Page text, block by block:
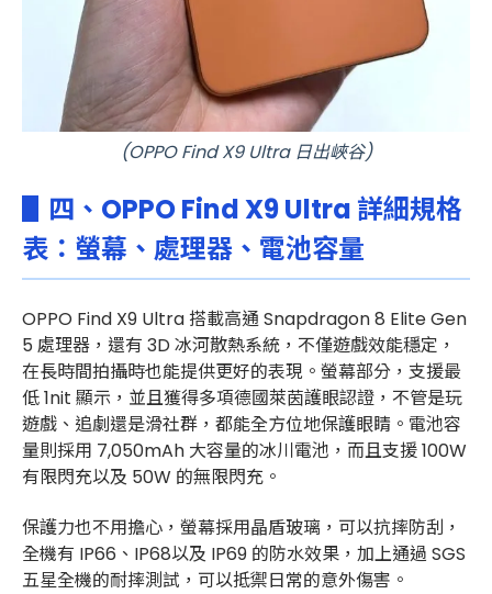
(OPPO Find X9 Ultra 日出峽谷)
▋四、OPPO Find X9 Ultra 詳細規格
表：螢幕、處理器、電池容量
OPPO Find X9 Ultra 搭載高通 Snapdragon 8 Elite Gen
5 處理器，還有 3D 冰河散熱系統，不僅遊戲效能穩定，
在長時間拍攝時也能提供更好的表現。 螢幕部分，支援最
低 1nit 顯示，並且獲得多項德國萊茵護眼認證，不管是玩
遊戲、追劇還是滑社群，都能全方位地保護眼睛。 電池容
量則採用 7,050mAh 大容量的冰川電池，而且支援 100W
有限閃充以及 50W 的無限閃充。
保護力也不用擔心，螢幕採用晶盾玻璃，可以抗摔防刮，
全機有 IP66、IP68以及 IP69 的防水效果，加上通過 SGS
五星全機的耐摔測試，可以抵禦日常的意外傷害。